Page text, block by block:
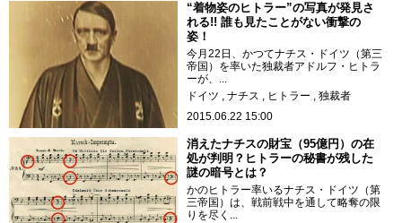
“着物姿のヒトラー”の写真が発見さ
れる!! 誰も見たことがない衝撃の
姿！
今月22日、かつてナチス・ドイツ（第三
帝国）を率いた独裁者アドルフ・ヒトラ
ーが、...
ドイツ
ナチス ヒトラー
独裁者
2015.06.22 15:00
消えたナチスの財宝（95億円）の在
処が判明？ヒトラーの秘書が残した
謎の暗号とは？
かのヒトラー率いるナチス・ドイツ（第
三帝国）は、戦前戦中を通して略奪の限
りを尽く...